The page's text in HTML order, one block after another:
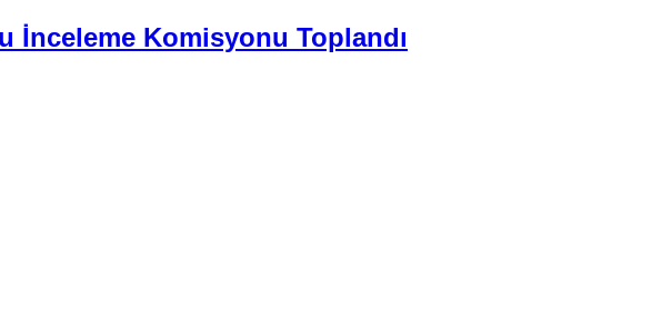
İnceleme Komisyonu Toplandı